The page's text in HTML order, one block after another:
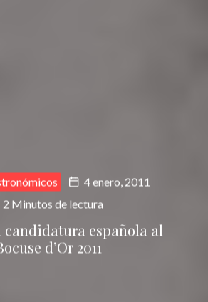
4 enero, 2011
2 Minutos de lectura
candidatura española al
d’Or 2011